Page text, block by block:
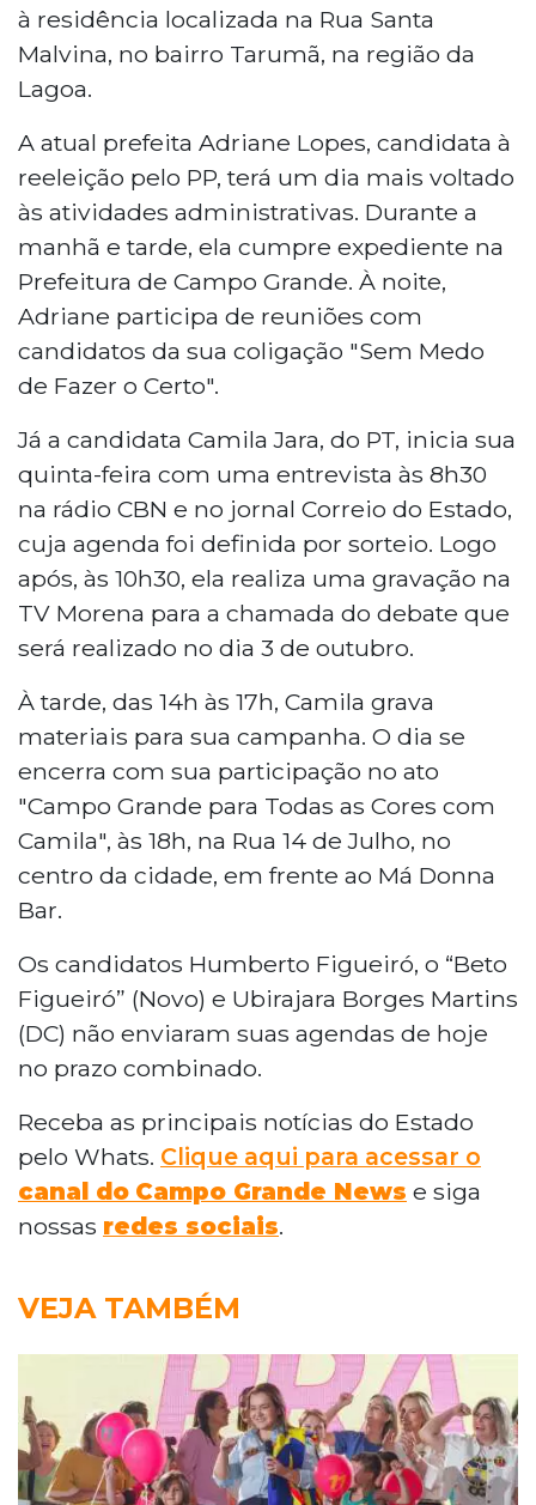
à residência localizada na Rua Santa
Malvina, no bairro Tarumã, na região da
Lagoa.
A atual prefeita Adriane Lopes, candidata à
reeleição pelo PP, terá um dia mais voltado
às atividades administrativas. Durante a
manhã e tarde, ela cumpre expediente na
Prefeitura de Campo Grande. À noite,
Adriane participa de reuniões com
candidatos da sua coligação "Sem Medo
de Fazer o Certo".
Já a candidata Camila Jara, do PT, inicia sua
quinta-feira com uma entrevista às 8h30
na rádio CBN e no jornal Correio do Estado,
cuja agenda foi definida por sorteio. Logo
após, às 10h30, ela realiza uma gravação na
TV Morena para a chamada do debate que
será realizado no dia 3 de outubro.
À tarde, das 14h às 17h, Camila grava
materiais para sua campanha. O dia se
encerra com sua participação no ato
"Campo Grande para Todas as Cores com
Camila", às 18h, na Rua 14 de Julho, no
centro da cidade, em frente ao Má Donna
Bar.
Os candidatos Humberto Figueiró, o “Beto
Figueiró” (Novo) e Ubirajara Borges Martins
(DC) não enviaram suas agendas de hoje
no prazo combinado.
Receba as principais notícias do Estado
pelo Whats. Clique aqui para acessar o
canal do Campo Grande News e siga
nossas redes sociais.
VEJA TAMBÉM